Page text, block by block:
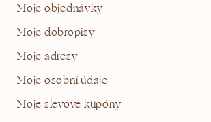
Moje objednávky
Moje dobropisy
Moje adresy
Moje osobní údaje
Moje slevové kupóny